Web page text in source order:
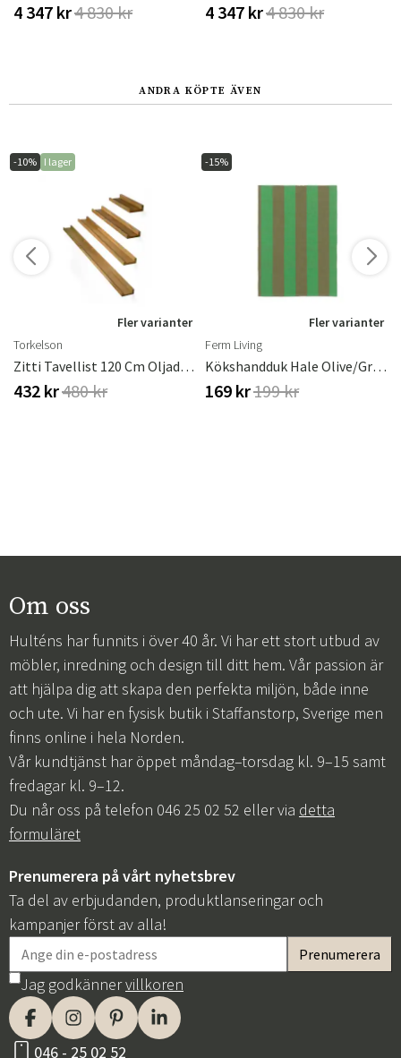
4 347 kr4 830 kr 4 347 kr4 830 kr
ANDRA KÖPTE ÄVEN
-10% I lager
Fler varianter
Torkelson
Zitti Tavellist 120 Cm Oljad Ek
432 kr480 kr
-15%
Fler varianter
Ferm Living
Kökshandduk Hale Olive/green
169 kr199 kr
Om oss
Hulténs har funnits i över 40 år. Vi har ett stort utbud av
möbler, inredning och design till ditt hem. Vår passion är
att hjälpa dig att skapa den perfekta miljön, både inne
och ute. Vi har en fysisk butik i Staffanstorp, Sverige men
finns online i hela Norden.
Vår kundtjänst har öppet måndag–torsdag kl. 9–15 samt
fredagar kl. 9–12.
Du når oss på telefon 046 25 02 52 eller via detta
formuläret
Prenumerera på vårt nyhetsbrev
Ta del av erbjudanden, produktlanseringar och
kampanjer först av alla!
Jag godkännervillkoren
046 - 25 02 52